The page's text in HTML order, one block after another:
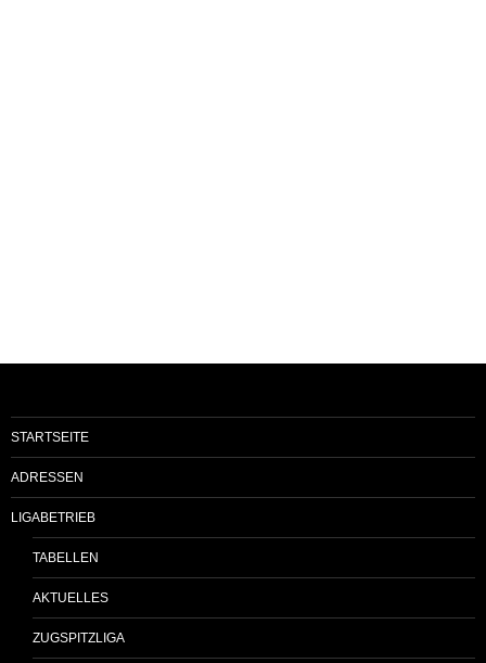
STARTSEITE
ADRESSEN
LIGABETRIEB
TABELLEN
AKTUELLES
ZUGSPITZLIGA